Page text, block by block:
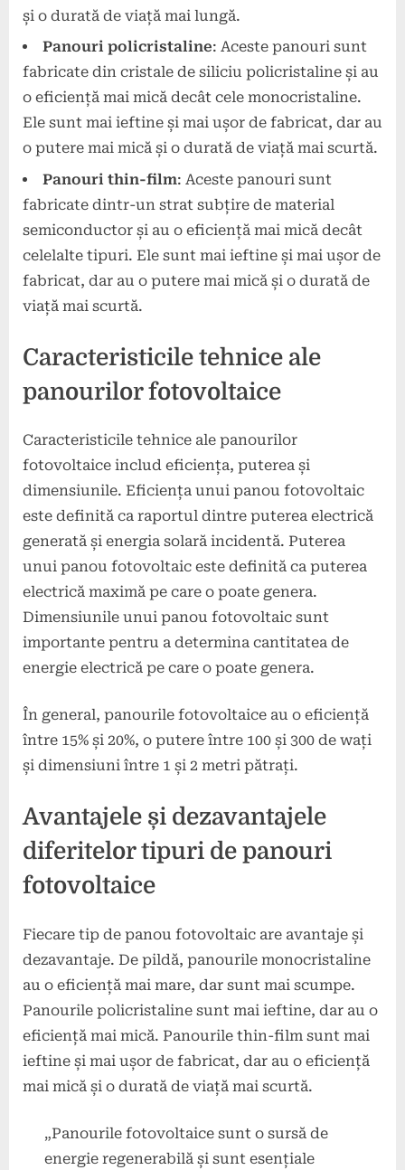
și o durată de viață mai lungă.
Panouri policristaline: Aceste panouri sunt
fabricate din cristale de siliciu policristaline și au
o eficiență mai mică decât cele monocristaline.
Ele sunt mai ieftine și mai ușor de fabricat, dar au
o putere mai mică și o durată de viață mai scurtă.
Panouri thin-film: Aceste panouri sunt
fabricate dintr-un strat subțire de material
semiconductor și au o eficiență mai mică decât
celelalte tipuri. Ele sunt mai ieftine și mai ușor de
fabricat, dar au o putere mai mică și o durată de
viață mai scurtă.
Caracteristicile tehnice ale
panourilor fotovoltaice
Caracteristicile tehnice ale panourilor
fotovoltaice includ eficiența, puterea și
dimensiunile. Eficiența unui panou fotovoltaic
este definită ca raportul dintre puterea electrică
generată și energia solară incidentă. Puterea
unui panou fotovoltaic este definită ca puterea
electrică maximă pe care o poate genera.
Dimensiunile unui panou fotovoltaic sunt
importante pentru a determina cantitatea de
energie electrică pe care o poate genera.
În general, panourile fotovoltaice au o eficiență
între 15% și 20%, o putere între 100 și 300 de wați
și dimensiuni între 1 și 2 metri pătrați.
Avantajele și dezavantajele
diferitelor tipuri de panouri
fotovoltaice
Fiecare tip de panou fotovoltaic are avantaje și
dezavantaje. De pildă, panourile monocristaline
au o eficiență mai mare, dar sunt mai scumpe.
Panourile policristaline sunt mai ieftine, dar au o
eficiență mai mică. Panourile thin-film sunt mai
ieftine și mai ușor de fabricat, dar au o eficiență
mai mică și o durată de viață mai scurtă.
„Panourile fotovoltaice sunt o sursă de
energie regenerabilă și sunt esențiale